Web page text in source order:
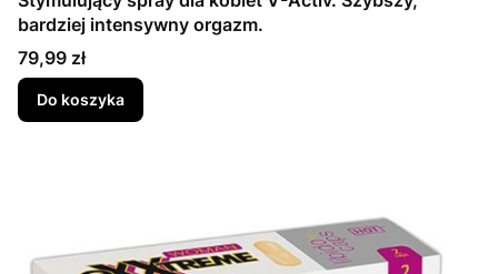
bardziej intensywny orgazm.
Cena
79,99 zł
Do koszyka